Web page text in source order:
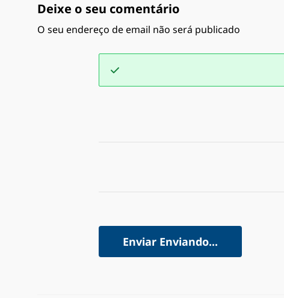
Deixe o seu comentário
O seu endereço de email não será publicado
Enviar Enviando...